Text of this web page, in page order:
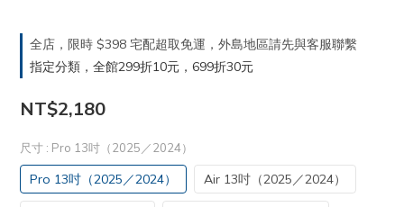
全店，限時 $398 宅配超取免運，外島地區請先與客服聯繫
指定分類，全館299折10元，699折30元
NT$2,180
尺寸 : Pro 13吋（2025／2024）
Pro 13吋（2025／2024） Air 13吋（2025／2024）